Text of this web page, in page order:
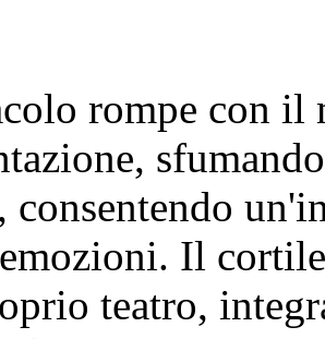
rompe con
consentendo
Il
teatro,